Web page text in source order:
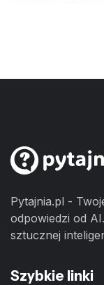
Pytajnia.pl -
odpowiedzi od
sztucznej
Szybkie linki